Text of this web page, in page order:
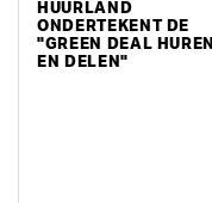
HUURLAND
ONDERTEKENT DE
"GREEN DEAL HUREN
EN DELEN"